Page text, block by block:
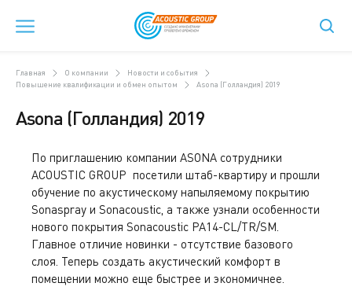
Главная О компании
Новости и события
Повышение квалификации и обмен опытом
Asona (Голландия) 2019
Asona (Голландия) 2019
По приглашению компании ASONA сотрудники
ACOUSTIC GROUP посетили штаб-квартиру и прошли
обучение по акустическому напыляемому покрытию
Sonaspray и Sonacoustic, а также узнали особенности
нового покрытия Sonacoustic PA14-CL/TR/SM.
Главное отличие новинки - отсутствие базового
слоя. Теперь создать акустический комфорт в
помещении можно еще быстрее и экономичнее.